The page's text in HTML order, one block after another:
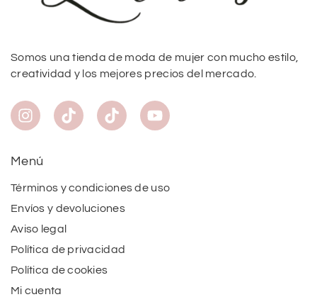
Somos una tienda de moda de mujer con mucho estilo,
creatividad y los mejores precios del mercado.
Menú
Términos y condiciones de uso
Envíos y devoluciones
Aviso legal
Política de privacidad
Política de cookies
Mi cuenta